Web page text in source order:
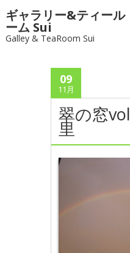
ギャラリー&ティール
ーム Sui
Galley & TeaRoom Sui
09
11月
翠の窓
里